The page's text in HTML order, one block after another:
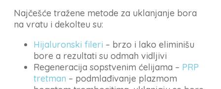
Najčešće tražene metode za uklanjanje bora
na vratu i dekolteu su:
Hijaluronski fileri – brzo i lako eliminišu
bore a rezultati su odmah vidljivi
Regeneracija sopstvenim ćelijama – PRP
tretman – podmlađivanje plazmom